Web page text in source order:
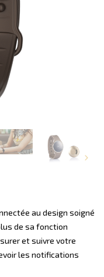
au design soigné
de sa fonction
et suivre votre
les notifications